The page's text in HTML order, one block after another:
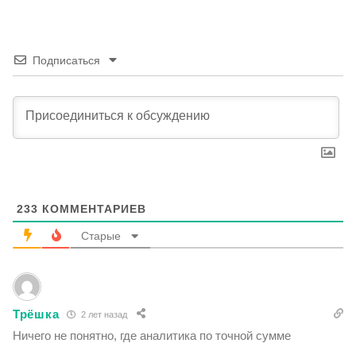
Подписаться
233 КОММЕНТАРИЕВ
Старые
Трёшка 2 лет назад
Ничего не понятно, где аналитика по точной сумме